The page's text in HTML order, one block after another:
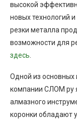
высокой
новых технологий
резки металла
возможности для
здесь
Одной из основных
компании СЛОМ ру
алмазного
коронки обладают